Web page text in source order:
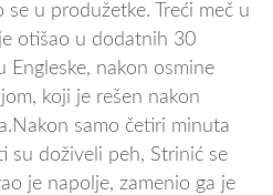
u produžetke. Treći meč u
otišao u dodatnih 30
Engleske, nakon osmine
koji je rešen nakon
samo četiri minuta
su doživeli peh, Strinić se
je napolje, zamenio ga je